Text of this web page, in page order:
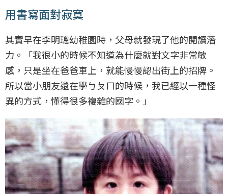
用書寫面對寂寞
其實早在李明璁幼稚園時，父母就發現了他的閱讀潛
力。「我很小的時候不知道為什麼就對文字非常敏
感，只是坐在爸爸車上，就能慢慢認出街上的招牌。
所以當小朋友還在學ㄅㄆㄇ的時候，我已經以一種怪
異的方式，懂得很多複雜的國字。」